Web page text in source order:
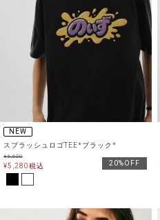
NEW
スプラッシュロゴTEE*ブラック*
¥6,600
¥5,280税込 20%OFF